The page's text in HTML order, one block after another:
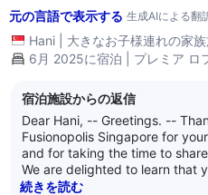
forward to welcoming you and
again soon for yet another enjoyable
service, and we wish both of you well. --
The management of C
元の言語で表示する 生成AIによる翻
Hani 大きなお子様連れの家
6月 2025に宿泊 | プレミア ロ
宿泊施設からの返信
Dear Hani, -- Greetings. -- Thank you for choosing Citadines
Fusionopolis Singapore for
and for taking the time to
We are delighted to learn that
spaciousness and cleanliness
続きを読む